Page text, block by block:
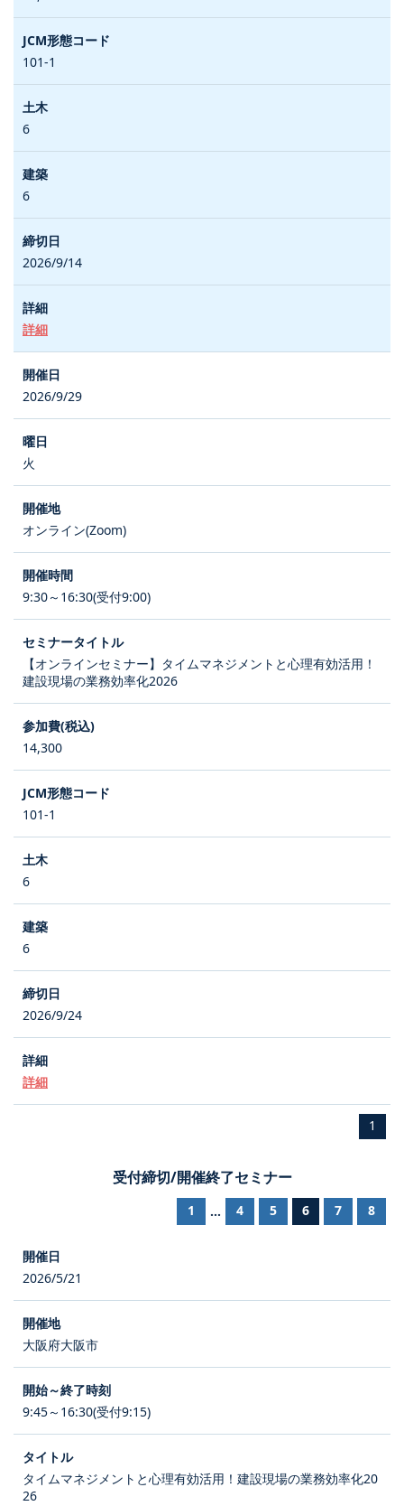
101-1
6
6
2026/9/14
詳細
2026/9/29
火
オンライン(Zoom)
9:30～16:30(受付9:00)
【オンラインセミナー】タイムマネジメントと心理有効活用！
建設現場の業務効率化2026
14,300
101-1
6
6
2026/9/24
詳細
1
受付締切/開催終了セミナー
1 ... 4 5 6 7 8
2026/5/21
大阪府大阪市
9:45～16:30(受付9:15)
タイムマネジメントと心理有効活用！建設現場の業務効率化20
26